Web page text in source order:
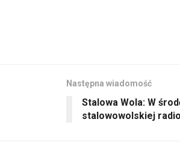
Następna wiadomość
Stalowa Wola: W
stalowowolskiej